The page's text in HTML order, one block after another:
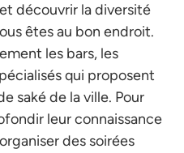
découvrir la diversité
êtes au bon endroit.
les bars, les
qui proposent
saké de la ville. Pour
leur connaissance
des soirées